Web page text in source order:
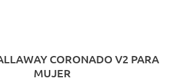
CORONADO V2 PARA
MUJER